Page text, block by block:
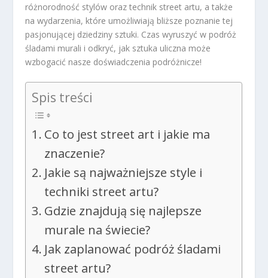
różnorodność stylów oraz technik street artu, a także
na wydarzenia, które umożliwiają bliższe poznanie tej
pasjonującej dziedziny sztuki. Czas wyruszyć w podróż
śladami murali i odkryć, jak sztuka uliczna może
wzbogacić nasze doświadczenia podróżnicze!
Spis treści
Co to jest street art i jakie ma
znaczenie?
Jakie są najważniejsze style i
techniki street artu?
Gdzie znajdują się najlepsze
murale na świecie?
Jak zaplanować podróż śladami
street artu?